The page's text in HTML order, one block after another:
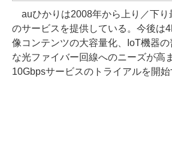
auひかりは2008年から上り／下り
のサービスを提供している。今後は
像コンテンツの大容量化、IoT機器
な光ファイバー回線へのニーズが高
10Gbpsサービスのトライアルを開始